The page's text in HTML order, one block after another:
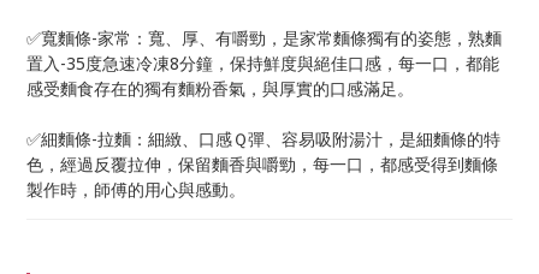
✅寬麵條-家常：寬、厚、有嚼勁，是家常麵條獨有的姿態，熟麵
置入-35度急速冷凍8分鐘，保持鮮度與絕佳口感，每一口，都能
感受麵食存在的獨有麵粉香氣，與厚實的口感滿足。
✅細麵條-拉麵：細緻、口感Ｑ彈、容易吸附湯汁，是細麵條的特
色，經過反覆拉伸，保留麵香與嚼勁，每一口，都感受得到麵條
製作時，師傅的用心與感動。